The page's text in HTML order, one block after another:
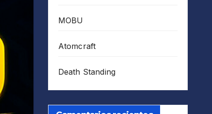
MOBU
Atomcraft
Death Standing